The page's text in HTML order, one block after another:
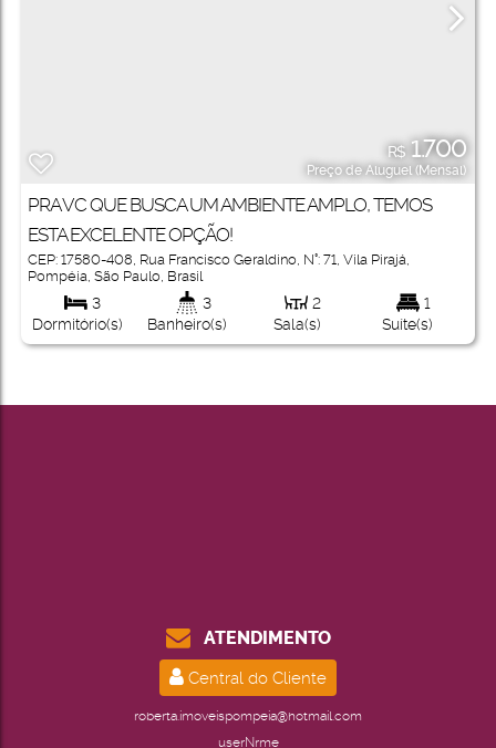
R$1.700
Preço de Aluguel (Mensal)
PRA VC QUE BUSCA UM AMBIENTE AMPLO, TEMOS
ESTA EXCELENTE OPÇÃO!
CEP: 17580-408, Rua Francisco Geraldino, N°: 71, Vila Pirajá,
Pompéia, São Paulo, Brasil
3
Dormitório(s)
3
Banheiro(s)
2
Sala(s)
1
Suíte(s)
ATENDIMENTO
Central do Cliente
roberta.imoveispompeia@hotmail.com
userNrme